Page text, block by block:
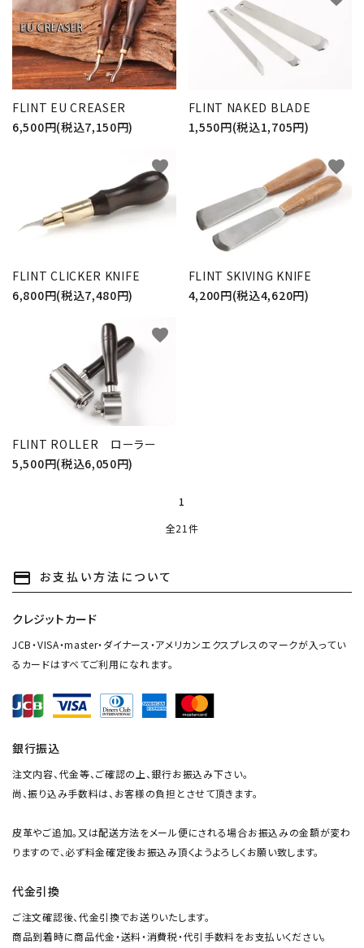
FLINT EU CREASER
6,500円(税込7,150円)
FLINT NAKED BLADE
1,550円(税込1,705円)
FLINT CLICKER KNIFE
6,800円(税込7,480円)
favorite
FLINT SKIVING KNIFE
4,200円(税込4,620円)
favorite
FLINT ROLLER ローラー
5,500円(税込6,050円)
favorite
1
全21件
キーワード
カテゴリー
close
payment お支払い方法について
クレジットカード
JCB・VISA・master・ダイナース・アメリカンエクスプレスのマークが入ってい
るカードはすべてご利用になれます。
銀行振込
注文内容、代金等、ご確認の上、銀行お振込み下さい。
尚、振り込み手数料は、お客様の負担とさせて頂きます。
皮革やご追加。又は配送方法をメール便にされる場合お振込みの金額が変わ
りますので、必ず料金確定後お振込み頂くようよろしくお願い致します。
代金引換
ご注文確認後、代金引換でお送りいたします。
商品到着時に商品代金・送料・消費税・代引手数料をお支払いください。